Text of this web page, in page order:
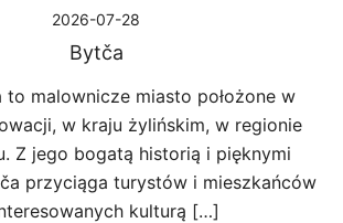
2026-07-28
Bytča
to malownicze miasto położone w
w kraju żylińskim, w regionie
Z jego bogatą historią i pięknymi
przyciąga turystów i mieszkańców
kulturą […]